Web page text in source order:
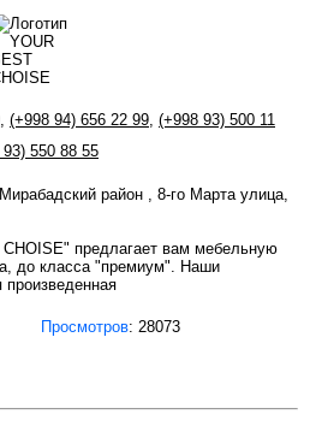
, (+998 94) 656 22 99, (+998 93) 500 11
550 88 55
район , 8-го Марта улица,
предлагает вам мебельную
до класса "премиум". Наши
Просмотров: 28073